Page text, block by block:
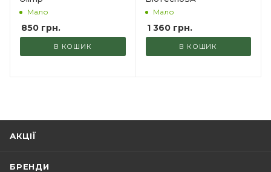
Мало
850 грн.
В КОШИК
Мало
1 360грн.
В КОШИК
АКЦІЇ
БРЕНДИ